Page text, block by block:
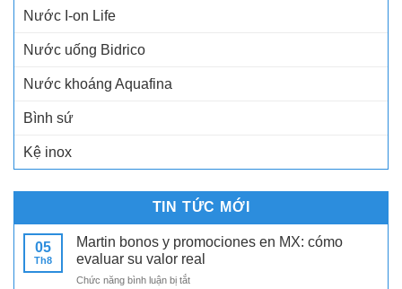
Nước I-on Life
Nước uống Bidrico
Nước khoáng Aquafina
Bình sứ
Kệ inox
TIN TỨC MỚI
05
Th8
Martin bonos y promociones en MX: cómo
evaluar su valor real
Chức năng bình luận bị tắtở